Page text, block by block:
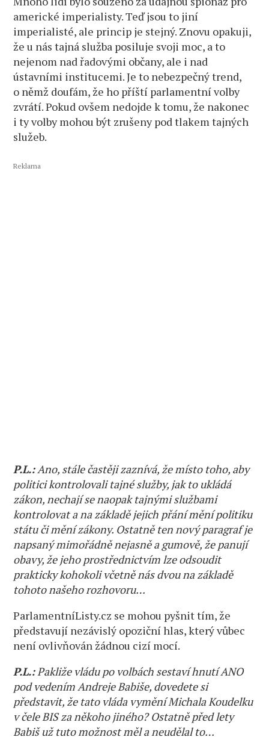
americké imperialisty. Teď jsou to jiní
imperialisté, ale princip je stejný. Znovu opakuji,
že u nás tajná služba posiluje svoji moc, a to
nejenom nad řadovými občany, ale i nad
ústavními institucemi. Je to nebezpečný trend,
o němž doufám, že ho příští parlamentní volby
zvrátí. Pokud ovšem nedojde k tomu, že nakonec
i ty volby mohou být zrušeny pod tlakem tajných
služeb.
Reklama
P.L.:Ano, stále častěji zaznívá, že místo toho, aby
politici kontrolovali tajné služby, jak to ukládá
zákon, nechají se naopak tajnými službami
kontrolovat a na základě jejich přání mění politiku
státu či mění zákony. Ostatně ten nový paragraf je
napsaný mimořádně nejasně a gumově, že panují
obavy, že jeho prostřednictvím lze odsoudit
prakticky kohokoli včetně nás dvou na základě
tohoto našeho rozhovoru…
ParlamentníListy.cz se mohou pyšnit tím, že
představují nezávislý opoziční hlas, který vůbec
není ovlivňován žádnou cizí mocí.
P.L.:Pakliže vládu po volbách sestaví hnutí ANO
pod vedením Andreje Babiše, dovedete si
představit, že tato vláda vymění Michala Koudelku
v čele BIS za někoho jiného? Ostatně před lety
Babiš už tuto možnost měl a neudělal to…